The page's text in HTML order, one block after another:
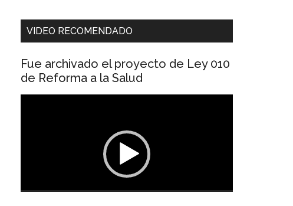
VIDEO RECOMENDADO
Fue archivado el proyecto de Ley 010
de Reforma a la Salud